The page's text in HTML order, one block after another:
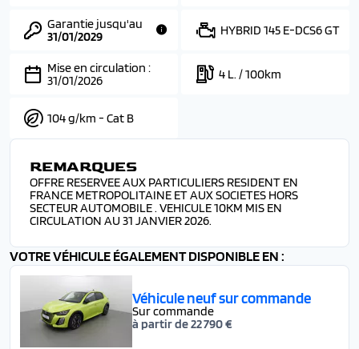
Garantie jusqu'au
31/01/2029
HYBRID 145 E-DCS6 GT
Mise en circulation :
31/01/2026
4 L. / 100km
104 g/km - Cat B
REMARQUES
OFFRE RESERVEE AUX PARTICULIERS RESIDENT EN
FRANCE METROPOLITAINE ET AUX SOCIETES HORS
SECTEUR AUTOMOBILE . VEHICULE 10KM MIS EN
CIRCULATION AU 31 JANVIER 2026.
VOTRE VÉHICULE ÉGALEMENT DISPONIBLE EN :
Véhicule neuf sur commande
Sur commande
à partir de 22 790 €